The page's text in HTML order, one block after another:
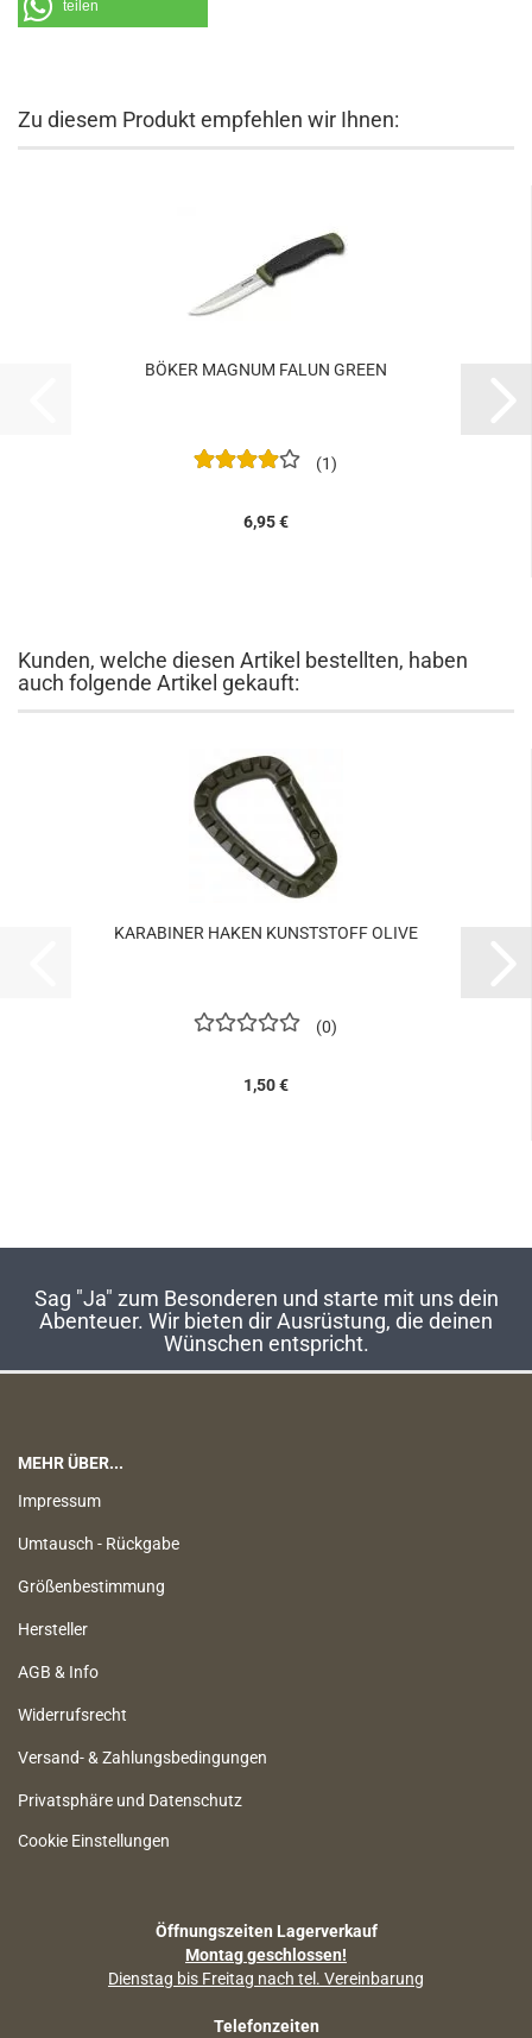
teilen
Zu diesem Produkt empfehlen wir Ihnen:
BÖKER MAGNUM FALUN GREEN
1
6,95 €
Kunden, welche diesen Artikel bestellten, haben
auch folgende Artikel gekauft:
KARABINER HAKEN KUNSTSTOFF OLIVE
0
1,50 €
Sag "Ja" zum Besonderen und starte mit uns dein
Abenteuer. Wir bieten dir Ausrüstung, die deinen
Wünschen entspricht.
MEHR ÜBER...
Impressum
Umtausch - Rückgabe
Größenbestimmung
Hersteller
AGB & Info
Widerrufsrecht
Versand- & Zahlungsbedingungen
Privatsphäre und Datenschutz
Cookie Einstellungen
Öffnungszeiten Lagerverkauf
Montag geschlossen!
Dienstag bis Freitag nach tel. Vereinbarung
Telefonzeiten